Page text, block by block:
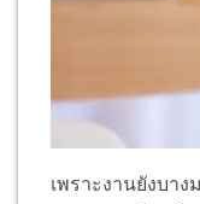
เพราะงานยังบา